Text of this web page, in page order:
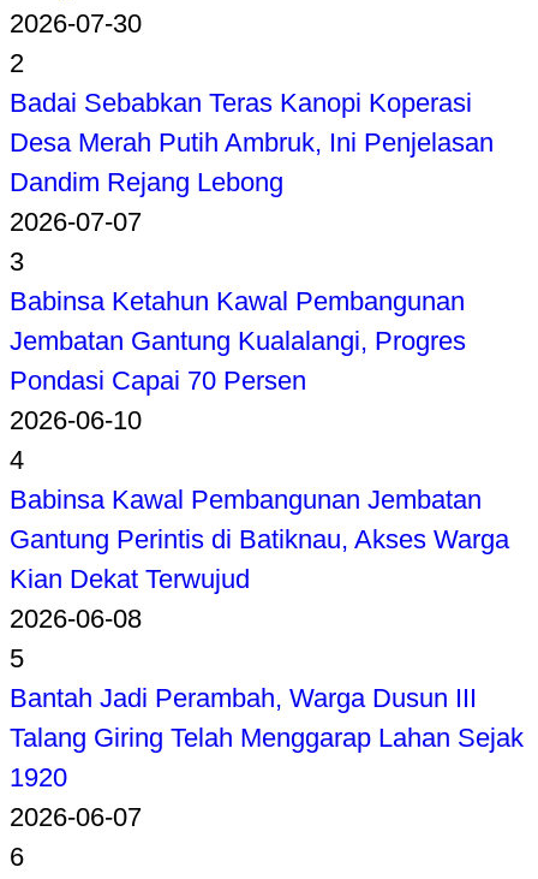
2026-07-30
2
Badai Sebabkan Teras Kanopi Koperasi
Desa Merah Putih Ambruk, Ini Penjelasan
Dandim Rejang Lebong
2026-07-07
3
Babinsa Ketahun Kawal Pembangunan
Jembatan Gantung Kualalangi, Progres
Pondasi Capai 70 Persen
2026-06-10
4
Babinsa Kawal Pembangunan Jembatan
Gantung Perintis di Batiknau, Akses Warga
Kian Dekat Terwujud
2026-06-08
5
Bantah Jadi Perambah, Warga Dusun III
Talang Giring Telah Menggarap Lahan Sejak
1920
2026-06-07
6